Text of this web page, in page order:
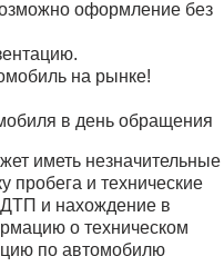
оформление без
на рынке!
в день обращения
иметь незначительные
пробега и технические
ДТП и нахождение в
о техническом
по автомобилю